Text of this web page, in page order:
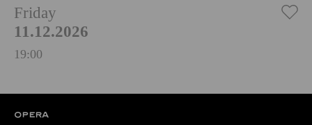
Friday
11.12.2026
19:00
OPERA